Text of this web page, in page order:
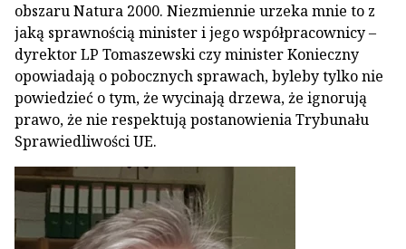
obszaru Natura 2000. Niezmiennie urzeka mnie to z
jaką sprawnością minister i jego współpracownicy –
dyrektor LP Tomaszewski czy minister Konieczny
opowiadają o pobocznych sprawach, byleby tylko nie
powiedzieć o tym, że wycinają drzewa, że ignorują
prawo, że nie respektują postanowienia Trybunału
Sprawiedliwości UE.